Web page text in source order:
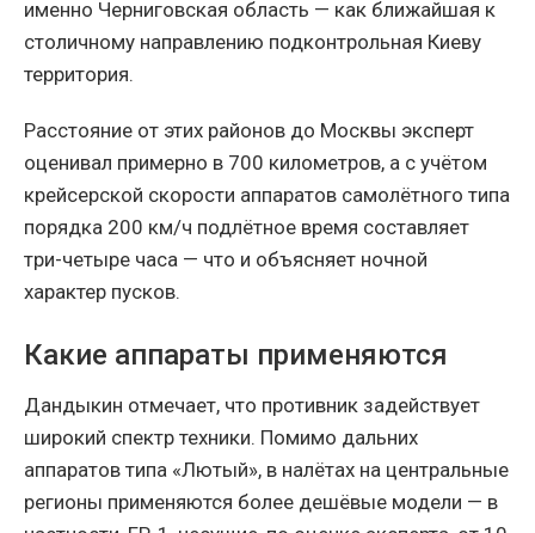
именно Черниговская область — как ближайшая к
столичному направлению подконтрольная Киеву
территория.
Расстояние от этих районов до Москвы эксперт
оценивал примерно в 700 километров, а с учётом
крейсерской скорости аппаратов самолётного типа
порядка 200 км/ч подлётное время составляет
три-четыре часа — что и объясняет ночной
характер пусков.
Какие аппараты применяются
Дандыкин отмечает, что противник задействует
широкий спектр техники. Помимо дальних
аппаратов типа «Лютый», в налётах на центральные
регионы применяются более дешёвые модели — в